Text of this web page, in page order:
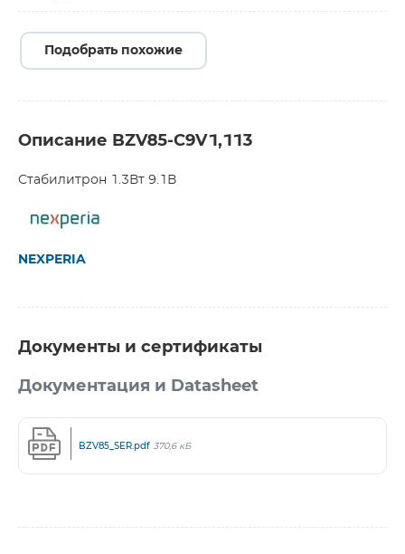
Подобрать похожие
Описание BZV85-C9V1,113
Стабилитрон 1.3Вт 9.1В
NEXPERIA
Документы и сертификаты
Документация и Datasheet
BZV85_SER.pdf 370,6 кБ